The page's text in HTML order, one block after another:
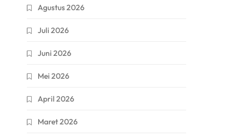
Agustus 2026
Juli 2026
Juni 2026
Mei 2026
April 2026
Maret 2026